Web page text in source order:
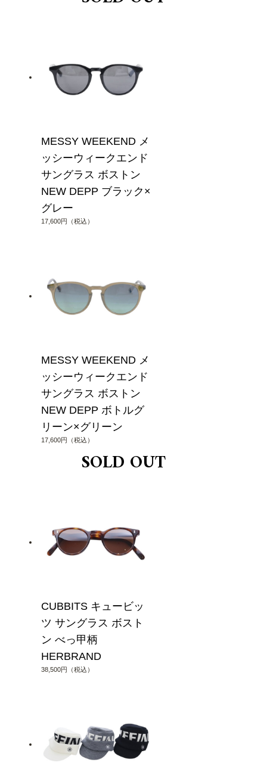
MESSY WEEKEND メ
ッシーウィークエンド
サングラス ボストン
NEW DEPP ブラック×
グレー
17,600円（税込）
MESSY WEEKEND メ
ッシーウィークエンド
サングラス ボストン
NEW DEPP ボトルグ
リーン×グリーン
17,600円（税込）
CUBBITS キュービッ
ツ サングラス ボスト
ン べっ甲柄
HERBRAND
38,500円（税込）